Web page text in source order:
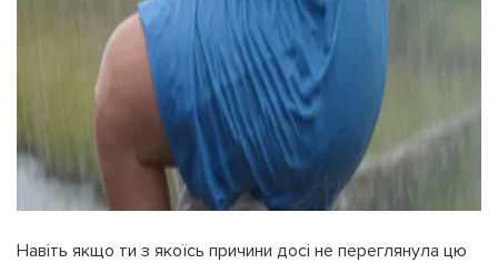
Навіть якщо ти з якоїсь причини досі не переглянула цю